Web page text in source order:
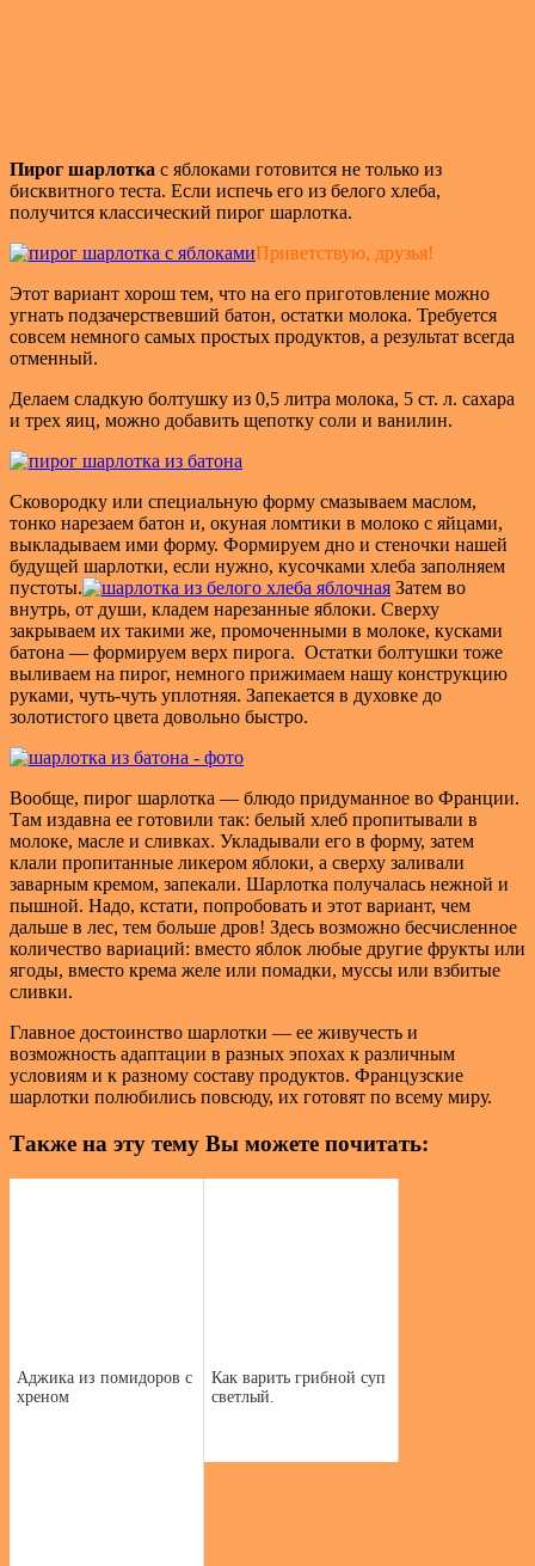
Пирог шарлотка с яблоками готовится не только из
бисквитного теста. Если испечь его из белого хлеба,
получится классический пирог шарлотка.
Приветствую, друзья!
Этот вариант хорош тем, что на его приготовление можно
угнать подзачерствевший батон, остатки молока. Требуется
совсем немного самых простых продуктов, а результат всегда
отменный.
Делаем сладкую болтушку из 0,5 литра молока, 5 ст. л. сахара
и трех яиц, можно добавить щепотку соли и ванилин.
Сковородку или специальную форму смазываем маслом,
тонко нарезаем батон и, окуная ломтики в молоко с яйцами,
выкладываем ими форму. Формируем дно и стеночки нашей
будущей шарлотки, если нужно, кусочками хлеба заполняем
пустоты.
Затем во
внутрь, от души, кладем нарезанные яблоки. Сверху
закрываем их такими же, промоченными в молоке, кусками
батона — формируем верх пирога. Остатки болтушки тоже
выливаем на пирог, немного прижимаем нашу конструкцию
руками, чуть-чуть уплотняя. Запекается в духовке до
золотистого цвета довольно быстро.
Вообще, пирог шарлотка — блюдо придуманное во Франции.
Там издавна ее готовили так: белый хлеб пропитывали в
молоке, масле и сливках. Укладывали его в форму, затем
клали пропитанные ликером яблоки, а сверху заливали
заварным кремом, запекали. Шарлотка получалась нежной и
пышной. Надо, кстати, попробовать и этот вариант, чем
дальше в лес, тем больше дров! Здесь возможно бесчисленное
количество вариаций: вместо яблок любые другие фрукты или
ягоды, вместо крема желе или помадки, муссы или взбитые
сливки.
Главное достоинство шарлотки — ее живучесть и
возможность адаптации в разных эпохах к различным
условиям и к разному составу продуктов. Французские
шарлотки полюбились повсюду, их готовят по всему миру.
Также на эту тему Вы можете почитать:
Аджика из помидоров с
хреном
Как варить грибной суп
светлый.